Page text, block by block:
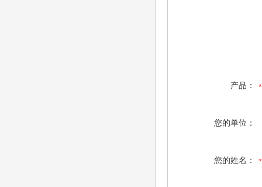
产品：
您的单位：
您的姓名：